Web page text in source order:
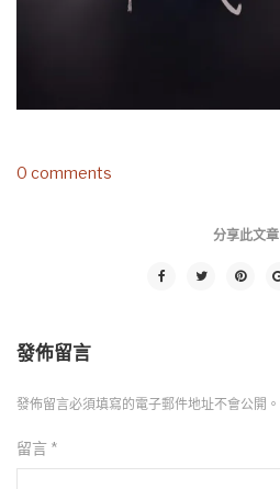
0 comments
分享此文章
發佈留言
發佈留言必須填寫的電子郵件地址不會公開。
留言 *